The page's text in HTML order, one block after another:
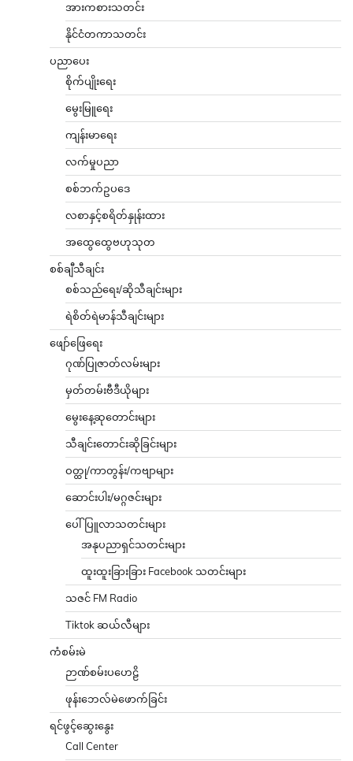
အားကစားသတင်း
နိုင်ငံတကာသတင်း
ပညာပေး
စိုက်ပျိုးရေး
မွေးမြူရေး
ကျန်းမာရေး
လက်မှုပညာ
စစ်ဘက်ဥပဒေ
လစာနှင့်စရိတ်နှုန်းထား
အထွေထွေဗဟုသုတ
စစ်ချီသီချင်း
စစ်သည်ရေး/ဆိုသီချင်းများ
ရဲစိတ်ရဲမာန်သီချင်းများ
ဖျော်ဖြေရေး
ဂုဏ်ပြုဇာတ်လမ်းများ
မှတ်တမ်းဗီဒီယိုများ
မွေးနေ့ဆုတောင်းများ
သီချင်းတောင်းဆိုခြင်းများ
ဝတ္ထု/ကာတွန်း/ကဗျာများ
ဆောင်းပါး/မဂ္ဂဇင်းများ
ပေါ်ပြူလာသတင်းများ
အနုပညာရှင်သတင်းများ
ထူးထူးခြားခြား Facebook သတင်းများ
သဇင် FM Radio
Tiktok ဆယ်လီများ
ကံစမ်းမဲ
ဉာဏ်စမ်းပဟေဠိ
ဖုန်းဘေလ်မဲဖောက်ခြင်း
ရင်ဖွင့်ဆွေးနွေး
Call Center